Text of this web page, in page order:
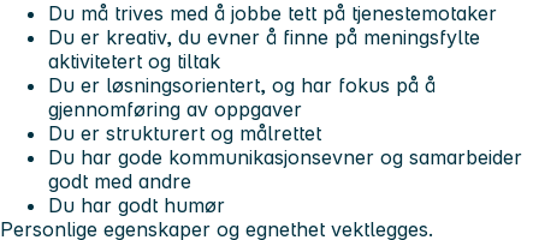
Du må trives med å jobbe tett på tjenestemotaker
Du er kreativ, du evner å finne på meningsfylte
aktivitetert og tiltak
Du er løsningsorientert, og har fokus på å
gjennomføring av oppgaver
Du er strukturert og målrettet
Du har gode kommunikasjonsevner og samarbeider
godt med andre
Du har godt humør
Personlige egenskaper og egnethet vektlegges.